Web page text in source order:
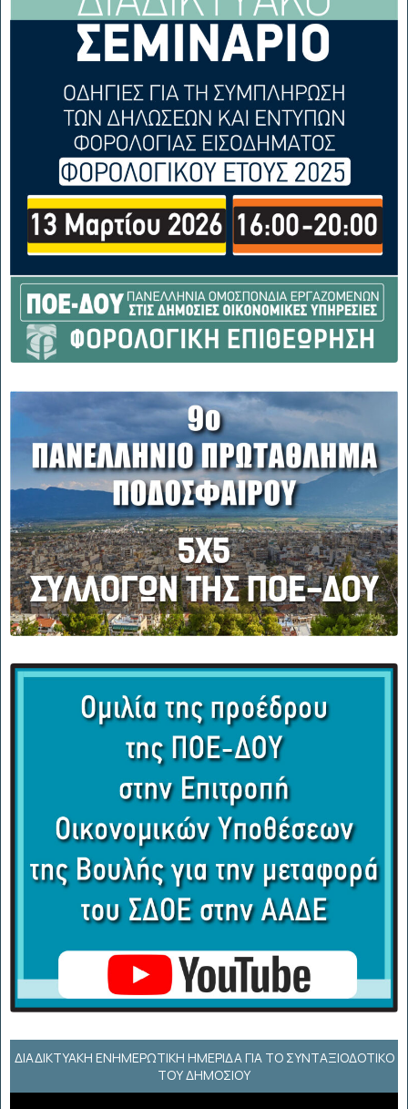
ΔΙΑΔΙΚΤΥΑΚΉ ΕΝΗΜΕΡΩΤΙΚΉ ΗΜΕΡΊΔΑ ΓΙΑ ΤΟ ΣΥΝΤΑΞΙΟΔΟΤΙΚΌ
ΤΟΥ ΔΗΜΟΣΊΟΥ